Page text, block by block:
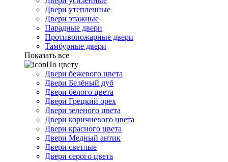
Двери утепленные
Двери этажные
Парадные двери
Противопожарные двери
Тамбурные двери
Показать все
По цвету
Двери бежевого цвета
Двери Белёный дуб
Двери белого цвета
Двери Грецкий орех
Двери зеленого цвета
Двери коричневого цвета
Двери красного цвета
Двери Медный антик
Двери светлые
Двери серого цвета